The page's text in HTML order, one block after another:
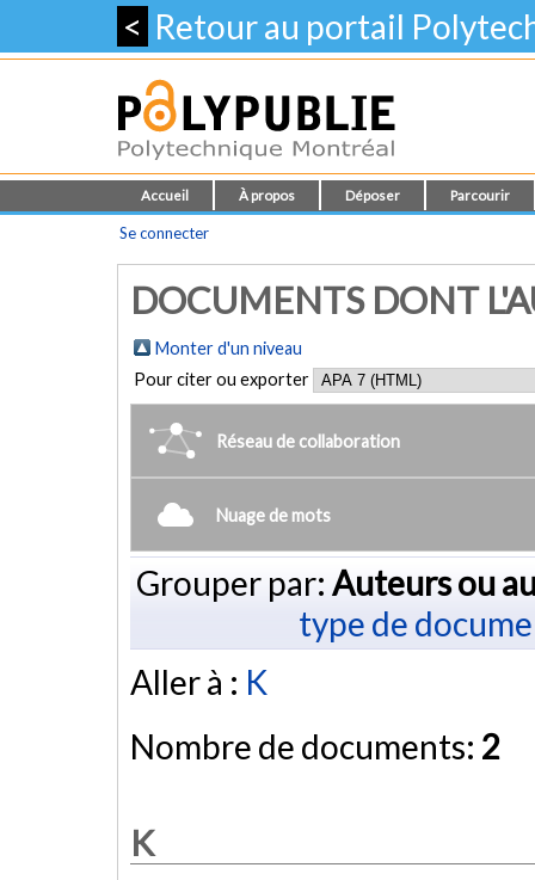
< Retour au portail
Accueil À propos Déposer Parcourir
Se connecter
DOCUMENTS DONT
Monter d'un niveau
Pour citer ou exporter
Réseau de collaboration
Nuage de mots
Grouper par: Auteurs ou
type de
Aller à : K
Nombre de documents: 2
K